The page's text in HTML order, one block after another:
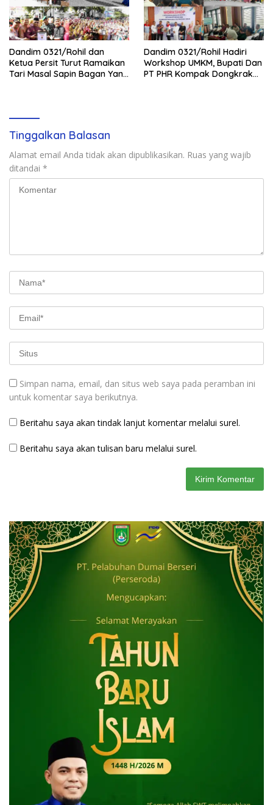
Dandim 0321/Rohil dan
Ketua Persit Turut Ramaikan
Tari Masal Sapin Bagan Yang
Dandim 0321/Rohil Hadiri
Workshop UMKM, Bupati Dan
PT PHR Kompak Dongkrak
Tinggalkan Balasan
Alamat email Anda tidak akan dipublikasikan. Ruas yang wajib
ditandai *
Simpan nama, email, dan situs web saya pada peramban ini
untuk komentar saya berikutnya.
Beritahu saya akan tindak lanjut komentar melalui surel.
Beritahu saya akan tulisan baru melalui surel.